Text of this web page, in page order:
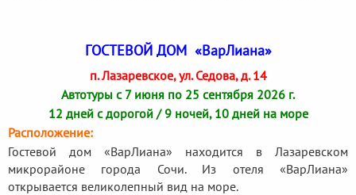
ГОСТЕВОЙ ДОМ «ВарЛиана»
п. Лазаревское, ул. Седова, д. 14
Автотуры с 7 июня по 25 сентября 2026 г.
12 дней с дорогой / 9 ночей, 10 дней на море
Расположение:
Гостевой дом «ВарЛиана» находится в Лазаревском
микрорайоне города Сочи. Из отеля «ВарЛиана»
открывается великолепный вид на море.